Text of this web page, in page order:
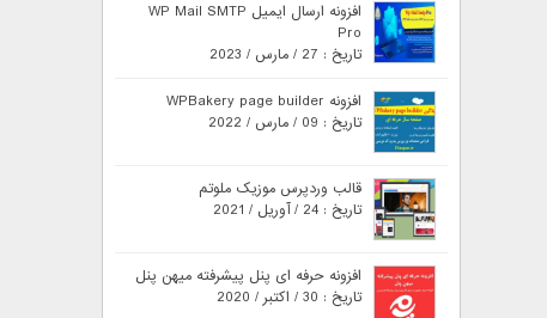
افزونه ارسال ایمیل WP Mail SMTP
Pro
تاریخ : 27 / مارس / 2023
افزونه WPBakery page builder
تاریخ : 09 / مارس / 2022
قالب وردپرس موزیک ملوتم
تاریخ : 24 / آوریل / 2021
افزونه حرفه ای پنل پیشرفته میهن پنل
تاریخ : 30 / اکتبر / 2020